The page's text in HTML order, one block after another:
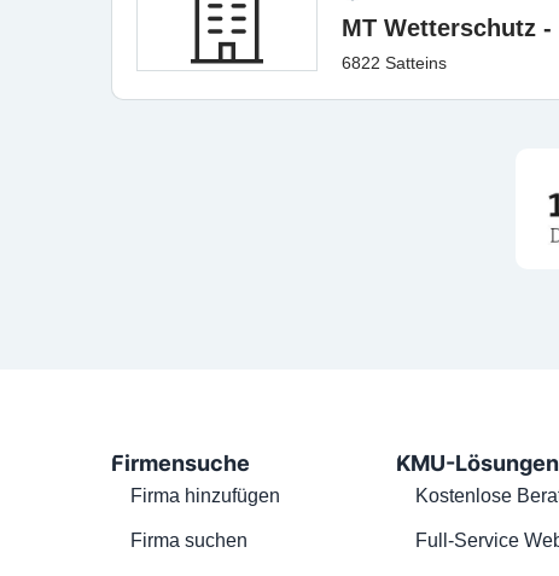
MT Wetterschutz
6822 Satteins
Firmensuche
Firma hinzufügen
Firma suchen
KMU-Lösungen
Kostenlose
Full-Service